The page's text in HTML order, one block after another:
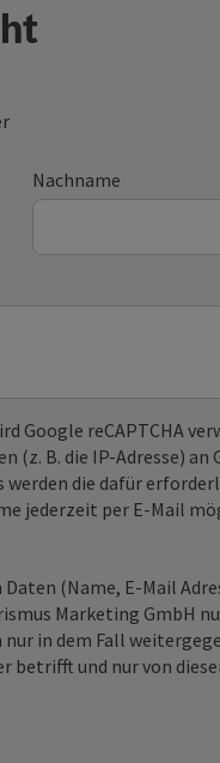
Nachname
Google reCAPTCHA
(z. B. die IP-Adresse)
werden die dafür
jederzeit per E-Mail
(Name, E-Mail
Marketing GmbH
nur in dem Fall
betrifft und nur von